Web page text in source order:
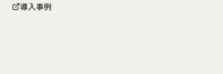
導入事例